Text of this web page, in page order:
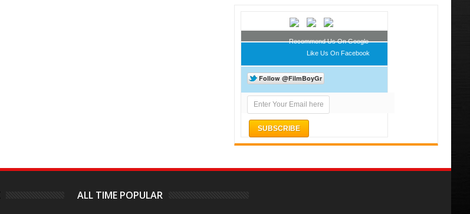
Recommend Us On Google
Like Us On Facebook
ALL TIME POPULAR